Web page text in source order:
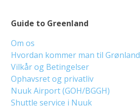
Guide to Greenland
Om os
Hvordan kommer man til Grønland
Vilkår og Betingelser
Ophavsret og privatliv
Nuuk Airport (GOH/BGGH)
Shuttle service i Nuuk